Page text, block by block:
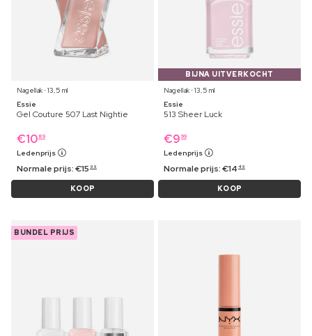
Nagellak ⋅ 13,5 ml
Essie
Gel Couture 507 Last Nightie
€10 89
Ledenprijs
Normale prijs:€15 99
KOOP
BIJNA UITVERKOCHT
Nagellak ⋅ 13,5 ml
Essie
513 Sheer Luck
€9 99
Ledenprijs
Normale prijs:€14 49
KOOP
BUNDEL PRIJS